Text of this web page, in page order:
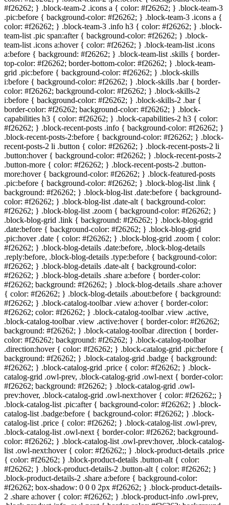
#f26262; } .block-team-2 .icons a { color: #f26262; } .block-team-3
.pic:before { background-color: #f26262; } .block-team-3 .icons a {
color: #f26262; } .block-team-3 .info h3 { color: #f26262; } .block-
team-list .pic span:after { background-color: #f26262; } .block-
team-list .icons a:hover { color: #f26262; } .block-team-list .icons
a:before { background: #f26262; } .block-team-list .skills { border-
top-color: #f26262; border-bottom-color: #f26262; } .block-team-
grid .pic:before { background-color: #f26262; } .block-skills
i:before { background-color: #f26262; } .block-skills .bar { border-
color: #f26262; background-color: #f26262; } .block-skills-2
i:before { background-color: #f26262; } .block-skills-2 .bar {
border-color: #f26262; background-color: #f26262; } .block-
capabilities h3 { color: #f26262; } .block-capabilities-2 h3 { color:
#f26262; } .block-recent-posts .info { background-color: #f26262; }
.block-recent-posts-2:before { background-color: #f26262; } .block-
recent-posts-2 li .button { color: #f26262; } .block-recent-posts-2 li
.button:hover { background-color: #f26262; } .block-recent-posts-2
.button-more { color: #f26262; } .block-recent-posts-2 .button-
more:hover { background-color: #f26262; } .block-featured-posts
.pic:before { background-color: #f26262; } .block-blog-list .link {
background: #f26262; } .block-blog-list .date:before { background-
color: #f26262; } .block-blog-list .date-alt { background-color:
#f26262; } .block-blog-list .zoom { background-color: #f26262; }
.block-blog-grid .link { background: #f26262; } .block-blog-grid
.date:before { background-color: #f26262; } .block-blog-grid
.pic:hover .date { color: #f26262; } .block-blog-grid .zoom { color:
#f26262; } .block-blog-details .date:before, .block-blog-details
.reply:before, .block-blog-details .type:before { background-color:
#f26262; } .block-blog-details .date-alt { background-color:
#f26262; } .block-blog-details .share a:before { border-color:
#f26262; background: #f26262; } .block-blog-details .share a:hover
{ color: #f26262; } .block-blog-details .about:before { background:
#f26262; } .block-catalog-toolbar .view a:hover { border-color:
#f26262; color: #f26262; } .block-catalog-toolbar .view .active,
.block-catalog-toolbar .view .active:hover { border-color: #f26262;
background: #f26262; } .block-catalog-toolbar .direction { border-
color: #f26262; background: #f26262; } .block-catalog-toolbar
.direction:hover { color: #f26262; } .block-catalog-grid .pic:before {
background: #f26262; } .block-catalog-grid .badge { background:
#f26262; } .block-catalog-grid .price { color: #f26262; } .block-
catalog-grid .owl-prev, .block-catalog-grid .owl-next { border-color:
#f26262; background: #f26262; } .block-catalog-grid .owl-
prev:hover, .block-catalog-grid .owl-next:hover { color: #f26262;; }
.block-catalog-list .pic:after { background-color: #f26262; } .block-
catalog-list .badge:before { background-color: #f26262; } .block-
catalog-list .price { color: #f26262; } .block-catalog-list .owl-prev,
.block-catalog-list .owl-next { border-color: #f26262; background-
color: #f26262; } .block-catalog-list .owl-prev:hover, .block-catalog-
list .owl-next:hover { color: #f26262;; } .block-product-details .price
{ color: #f26262; } .block-product-details .button-alt { color:
#f26262; } .block-product-details-2 .button-alt { color: #f26262; }
.block-product-details-2 .share a:before { background-color:
#f26262; box-shadow: 0 0 0 2px #f26262; } .block-product-details-
2 .share a:hover { color: #f26262; } .block-product-info .owl-prev,